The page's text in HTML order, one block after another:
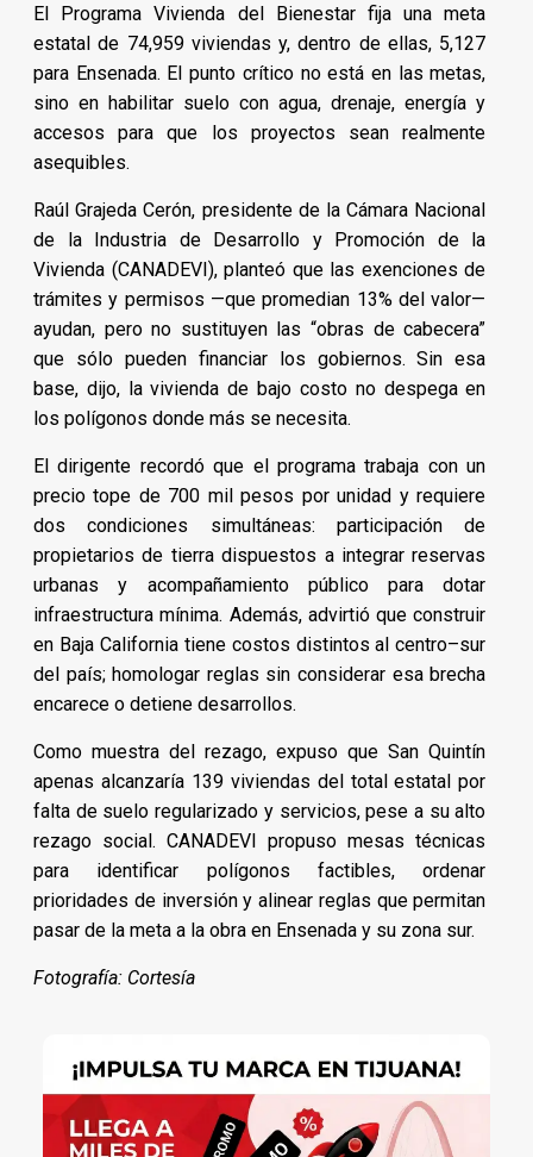
El Programa Vivienda del Bienestar fija una meta
estatal de 74,959 viviendas y, dentro de ellas, 5,127
para Ensenada. El punto crítico no está en las metas,
sino en habilitar suelo con agua, drenaje, energía y
accesos para que los proyectos sean realmente
asequibles.
Raúl Grajeda Cerón, presidente de la Cámara Nacional
de la Industria de Desarrollo y Promoción de la
Vivienda (CANADEVI), planteó que las exenciones de
trámites y permisos —que promedian 13% del valor—
ayudan, pero no sustituyen las “obras de cabecera”
que sólo pueden financiar los gobiernos. Sin esa
base, dijo, la vivienda de bajo costo no despega en
los polígonos donde más se necesita.
El dirigente recordó que el programa trabaja con un
precio tope de 700 mil pesos por unidad y requiere
dos condiciones simultáneas: participación de
propietarios de tierra dispuestos a integrar reservas
urbanas y acompañamiento público para dotar
infraestructura mínima. Además, advirtió que construir
en Baja California tiene costos distintos al centro–sur
del país; homologar reglas sin considerar esa brecha
encarece o detiene desarrollos.
Como muestra del rezago, expuso que San Quintín
apenas alcanzaría 139 viviendas del total estatal por
falta de suelo regularizado y servicios, pese a su alto
rezago social. CANADEVI propuso mesas técnicas
para identificar polígonos factibles, ordenar
prioridades de inversión y alinear reglas que permitan
pasar de la meta a la obra en Ensenada y su zona sur.
Fotografía: Cortesía